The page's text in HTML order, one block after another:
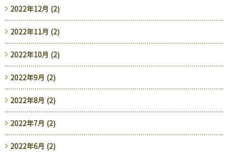
2022年12月 (2)
2022年11月 (2)
2022年10月 (2)
2022年9月 (2)
2022年8月 (2)
2022年7月 (2)
2022年6月 (2)